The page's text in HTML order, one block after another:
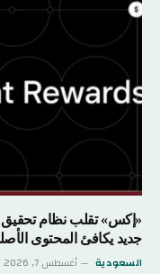
«إكس» تقلب نظام تحقيق
جديد يكافئ المحتوى
السعودية أغسطس 7, 2026